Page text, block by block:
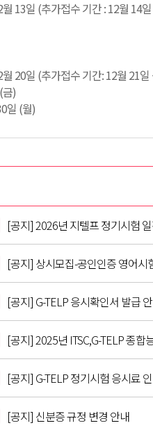
13일 (추가접수 기간 : 12월 14
20일 (추가접수 기간: 12월 21
)
일 (월)
[공지] 2026년 지텔프 정기시험
[공지] 상시모집-공인인증 영어시
[공지] G-TELP 응시확인서 발급
[공지] 2025년 ITSC,G-TELP 종합
[공지] G-TELP 정기시험 응시료
[공지] 신분증 규정 변경 안내